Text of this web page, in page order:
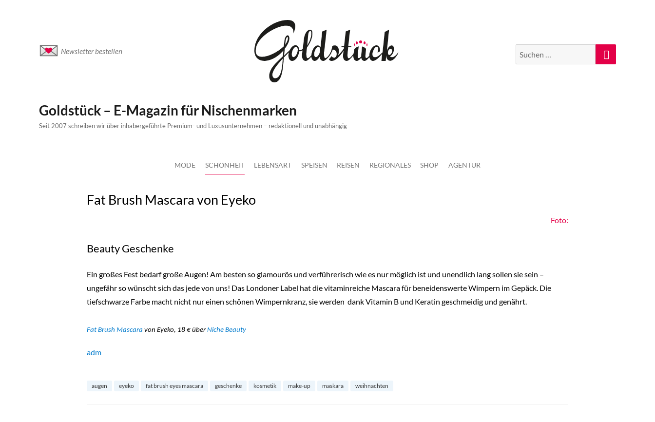
Newsletter bestellen
Suche
nach:
Suchen
Goldstück – E-Magazin für Nischenmarken
Seit 2007 schreiben wir über inhabergeführte Premium- und Luxusunternehmen – redaktionell und unabhängig
MODE SCHÖNHEIT LEBENSART SPEISEN REISEN REGIONALES SHOP AGENTUR
Fat Brush Mascara von Eyeko
Foto:
Beauty Geschenke
Ein großes Fest bedarf große Augen! Am besten so glamourös und verführerisch wie es nur möglich ist und unendlich lang sollen sie sein –
ungefähr so wünscht sich das jede von uns! Das Londoner Label hat die vitaminreiche Mascara für beneidenswerte Wimpern im Gepäck. Die
tiefschwarze Farbe macht nicht nur einen schönen Wimpernkranz, sie werden dank Vitamin B und Keratin geschmeidig und genährt.
Fat Brush Mascara von Eyeko, 18 € überNiche Beauty
adm
augen eyeko fat brush eyes mascara geschenke kosmetik make-up maskara weihnachten